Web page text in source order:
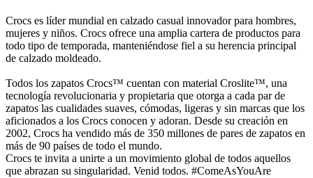
Crocs es líder mundial en calzado casual innovador para hombres,
mujeres y niños. Crocs ofrece una amplia cartera de productos para
todo tipo de temporada, manteniéndose fiel a su herencia principal
de calzado moldeado.
Todos los zapatos Crocs™ cuentan con material Croslite™, una
tecnología revolucionaria y propietaria que otorga a cada par de
zapatos las cualidades suaves, cómodas, ligeras y sin marcas que los
aficionados a los Crocs conocen y adoran. Desde su creación en
2002, Crocs ha vendido más de 350 millones de pares de zapatos en
más de 90 países de todo el mundo.
Crocs te invita a unirte a un movimiento global de todos aquellos
que abrazan su singularidad. Venid todos. #ComeAsYouAre